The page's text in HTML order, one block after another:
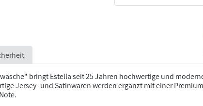
bringt Estella seit 25 Jahren hochwertige und
Jersey- und Satinwaren werden ergänzt mit einer